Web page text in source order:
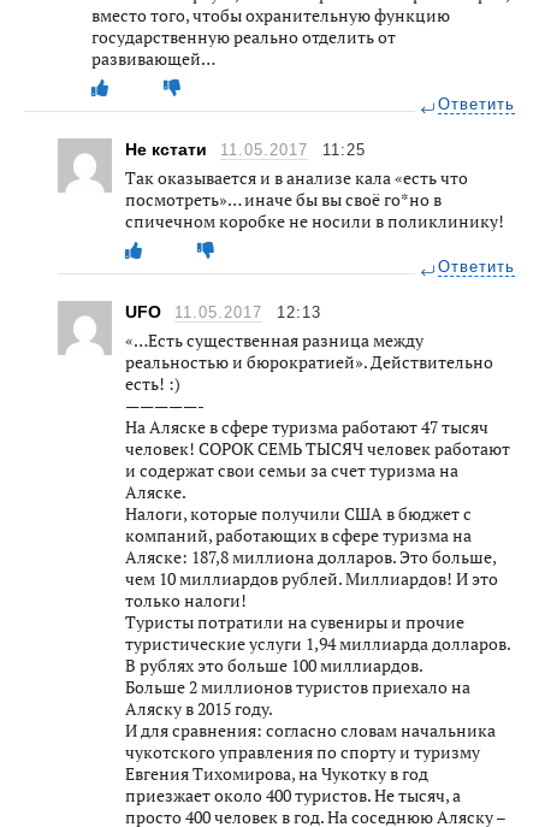
вместо того, чтобы охранительную функцию
государственную реально отделить от
развивающей…
Ответить
Не кстати 11.05.2017 11:25
Так оказывается и в анализе кала «есть что
посмотреть»… иначе бы вы своё го*но в
спичечном коробке не носили в поликлинику!
Ответить
UFO 11.05.2017 12:13
«…Есть существенная разница между
реальностью и бюрократией». Действительно
есть! :)
—————-
На Аляске в сфере туризма работают 47 тысяч
человек! СОРОК СЕМЬ ТЫСЯЧ человек работают
и содержат свои семьи за счет туризма на
Аляске.
Налоги, которые получили США в бюджет с
компаний, работающих в сфере туризма на
Аляске: 187,8 миллиона долларов. Это больше,
чем 10 миллиардов рублей. Миллиардов! И это
только налоги!
Туристы потратили на сувениры и прочие
туристические услуги 1,94 миллиарда долларов.
В рублях это больше 100 миллиардов.
Больше 2 миллионов туристов приехало на
Аляску в 2015 году.
И для сравнения: согласно словам начальника
чукотского управления по спорту и туризму
Евгения Тихомирова, на Чукотку в год
приезжает около 400 туристов. Не тысяч, а
просто 400 человек в год. На соседнюю Аляску –